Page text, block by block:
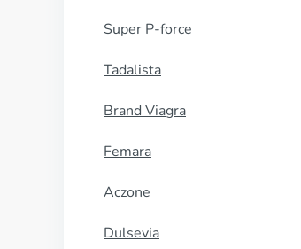
Super P-force
Tadalista
Brand Viagra
Femara
Aczone
Dulsevia